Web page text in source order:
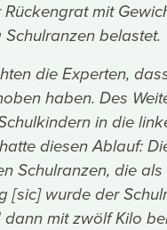
mit
belastet.
die Experten,
haben. Des
in die
diesen Ablauf:
Schulranzen, die
[sic] wurde der
mit zwölf Kilo